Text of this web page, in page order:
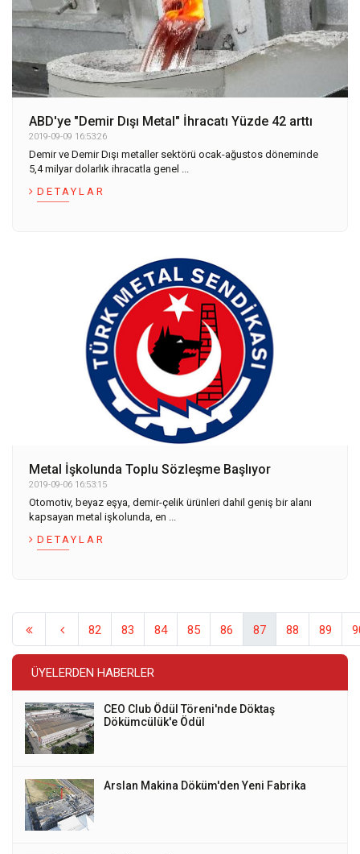
ABD'ye "Demir Dışı Metal" İhracatı Yüzde 42 arttı
2019-09-09 16:53:26
Demir ve Demir Dışı metaller sektörü ocak-ağustos döneminde
5,4 milyar dolarlık ihracatla genel ...
DETAYLAR
Metal İşkolunda Toplu Sözleşme Başlıyor
2019-09-06 16:53:15
Otomotiv, beyaz eşya, demir-çelik ürünleri dahil geniş bir alanı
kapsayan metal işkolunda, en ...
DETAYLAR
82 83 84 85 86 87 88 89
ÜYELERDEN HABERLER
CEO Club Ödül Töreni'nde Döktaş
Dökümcülük'e Ödül
Arslan Makina Döküm'den Yeni Fabrika